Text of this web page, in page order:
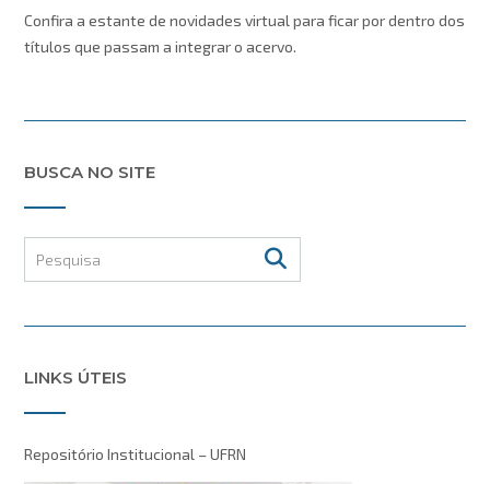
Confira a estante de novidades virtual para ficar por dentro dos
títulos que passam a integrar o acervo.
BUSCA NO SITE
LINKS ÚTEIS
Repositório Institucional – UFRN